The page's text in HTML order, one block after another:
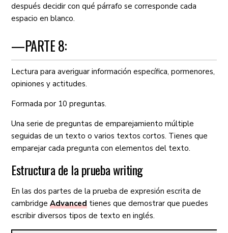
después decidir con qué párrafo se corresponde cada
espacio en blanco.
—PARTE 8:
Lectura para averiguar información específica, pormenores,
opiniones y actitudes.
Formada por 10 preguntas.
Una serie de preguntas de emparejamiento múltiple
seguidas de un texto o varios textos cortos. Tienes que
emparejar cada pregunta con elementos del texto.
Estructura de la prueba writing
En las dos partes de la prueba de expresión escrita de
cambridgeAdvanced tienes que demostrar que puedes
escribir diversos tipos de texto en inglés.